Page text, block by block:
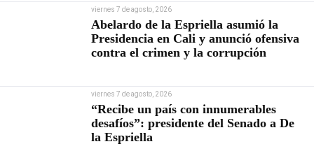
viernes 7 de agosto, 2026
Abelardo de la Espriella asumió la
Presidencia en Cali y anunció ofensiva
contra el crimen y la corrupción
viernes 7 de agosto, 2026
“Recibe un país con innumerables
desafíos”: presidente del Senado a De
la Espriella